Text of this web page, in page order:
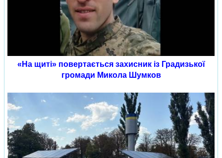
«На щиті» повертається захисник із Градизької
громади Микола Шумков